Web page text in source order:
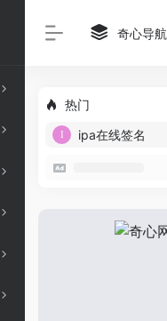
奇心导航
热门
ipa在线签名